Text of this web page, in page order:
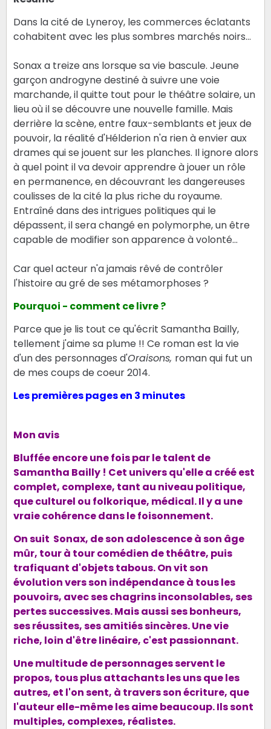
Dans la cité de Lyneroy, les commerces éclatants
cohabitent avec les plus sombres marchés noirs…
Sonax a treize ans lorsque sa vie bascule. Jeune
garçon androgyne destiné à suivre une voie
marchande, il quitte tout pour le théâtre solaire, un
lieu où il se découvre une nouvelle famille. Mais
derrière la scène, entre faux-semblants et jeux de
pouvoir, la réalité d'Hélderion n'a rien à envier aux
drames qui se jouent sur les planches. Il ignore alors
à quel point il va devoir apprendre à jouer un rôle
en permanence, en découvrant les dangereuses
coulisses de la cité la plus riche du royaume.
Entraîné dans des intrigues politiques qui le
dépassent, il sera changé en polymorphe, un être
capable de modifier son apparence à volonté…
Car quel acteur n'a jamais rêvé de contrôler
l'histoire au gré de ses métamorphoses ?
Pourquoi - comment ce livre ?
Parce que je lis tout ce qu'écrit Samantha Bailly,
tellement j'aime sa plume !! Ce roman est la vie
d'un des personnages d'Oraisons, roman qui fut un
de mes coups de coeur 2014.
Les premières pages en 3 minutes
Mon avis
Bluffée encore une fois par le talent de
Samantha Bailly ! Cet univers qu'elle a créé est
complet, complexe, tant au niveau politique,
que culturel ou folkorique, médical. Il y a une
vraie cohérence dans le foisonnement.
On suit Sonax, de son adolescence à son âge
mûr, tour à tour comédien de théâtre, puis
trafiquant d'objets tabous. On vit son
évolution vers son indépendance à tous les
pouvoirs, avec ses chagrins inconsolables, ses
pertes successives. Mais aussi ses bonheurs,
ses réussites, ses amitiés sincères. Une vie
riche, loin d'être linéaire, c'est passionnant.
Une multitude de personnages servent le
propos, tous plus attachants les uns que les
autres, et l'on sent, à travers son écriture, que
l'auteur elle-même les aime beaucoup. Ils sont
multiples, complexes, réalistes.